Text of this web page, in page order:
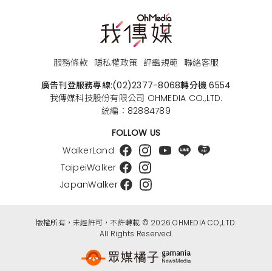
服務條款 隱私權政策 評鑑規範 聯絡客服
廣告刊登服務專線:(02)2377-8068轉分機 6554
我傳媒科技股份有限公司 OHMEDIA CO.,LTD.
統編：82884789
FOLLOW US
WalkerLand
TaipeiWalker
JapanWalker
版權所有，未經許可，不許轉載 © 2026 OHMEDIA CO.,LTD.
All Rights Reserved.